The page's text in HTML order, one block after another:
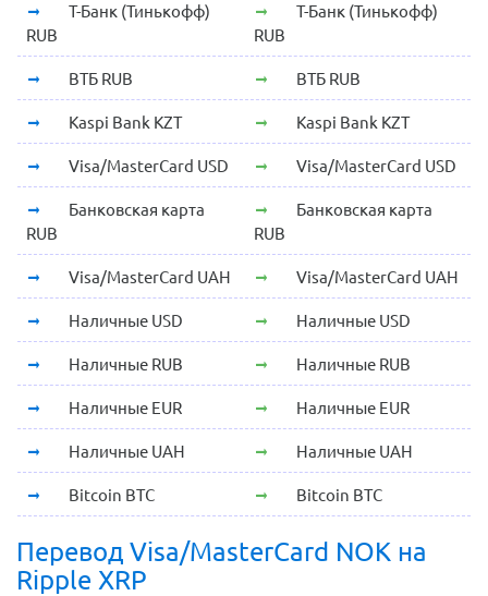
Т-Банк (Тинькофф)
RUB
Т-Банк (Тинькофф)
RUB
ВТБ RUB ВТБ RUB
Kaspi Bank KZT Kaspi Bank KZT
Visa/MasterCard USD Visa/MasterCard USD
Банковская карта
RUB
Банковская карта
RUB
Visa/MasterCard UAH Visa/MasterCard UAH
Наличные USD Наличные USD
Наличные RUB Наличные RUB
Наличные EUR Наличные EUR
Наличные UAH Наличные UAH
Bitcoin BTC Bitcoin BTC
Перевод Visa/MasterCard NOK на
Ripple XRP